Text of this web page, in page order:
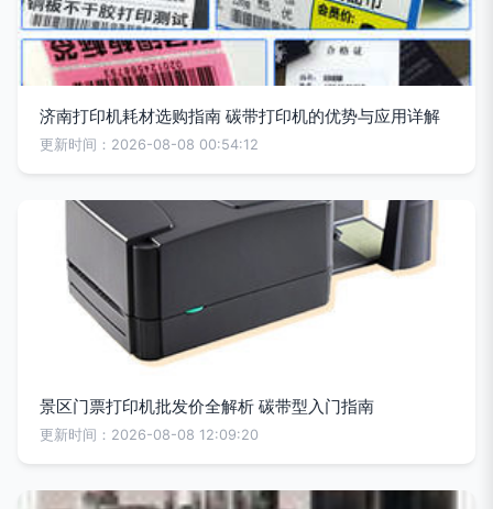
济南打印机耗材选购指南 碳带打印机的优势与应用详解
更新时间：2026-08-08 00:54:12
景区门票打印机批发价全解析 碳带型入门指南
更新时间：2026-08-08 12:09:20